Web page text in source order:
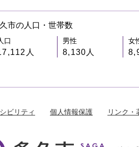
市の人口・世帯数
口
人
男性
8,130人
女
ビリティ 個人情報保護 リンク・